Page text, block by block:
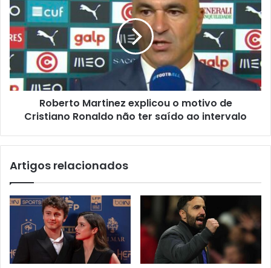
Roberto Martinez explicou o motivo de
Cristiano Ronaldo não ter saído ao intervalo
Artigos relacionados